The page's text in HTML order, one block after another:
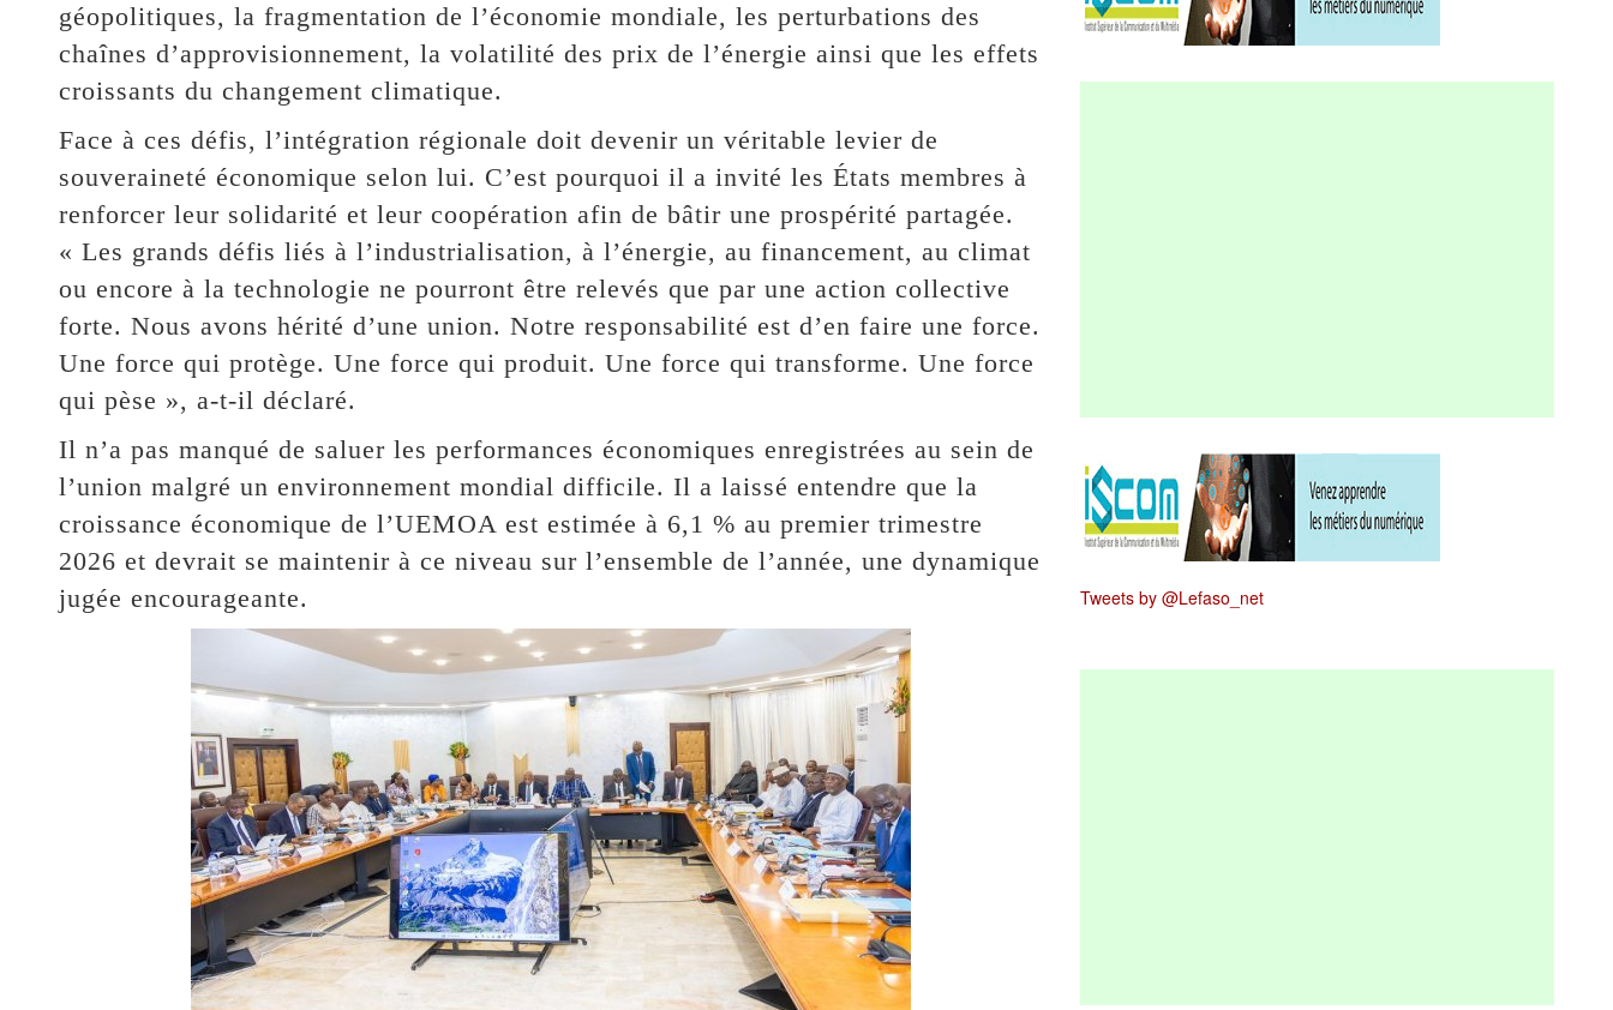
géopolitiques, la fragmentation de l’économie mondiale, les perturbations des
chaînes d’approvisionnement, la volatilité des prix de l’énergie ainsi que les effets
croissants du changement climatique.
Face à ces défis, l’intégration régionale doit devenir un véritable levier de
souveraineté économique selon lui. C’est pourquoi il a invité les États membres à
renforcer leur solidarité et leur coopération afin de bâtir une prospérité partagée.
« Les grands défis liés à l’industrialisation, à l’énergie, au financement, au climat
ou encore à la technologie ne pourront être relevés que par une action collective
forte. Nous avons hérité d’une union. Notre responsabilité est d’en faire une force.
Une force qui protège. Une force qui produit. Une force qui transforme. Une force
qui pèse », a-t-il déclaré.
Il n’a pas manqué de saluer les performances économiques enregistrées au sein de
l’union malgré un environnement mondial difficile. Il a laissé entendre que la
croissance économique de l’UEMOA est estimée à 6,1 % au premier trimestre
2026 et devrait se maintenir à ce niveau sur l’ensemble de l’année, une dynamique
jugée encourageante.
Tweets by @Lefaso_net